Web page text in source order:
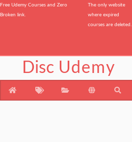
Free Udemy Courses and Zero
Broken link.
The only website
where expired
courses are deleted.
Disc Udemy